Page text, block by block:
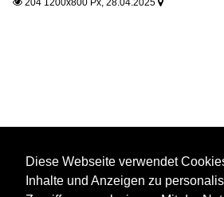
 204 1200x800 Px, 28.04.2025 
Diese Webseite verwendet
Inhalte und Anzeigen zu